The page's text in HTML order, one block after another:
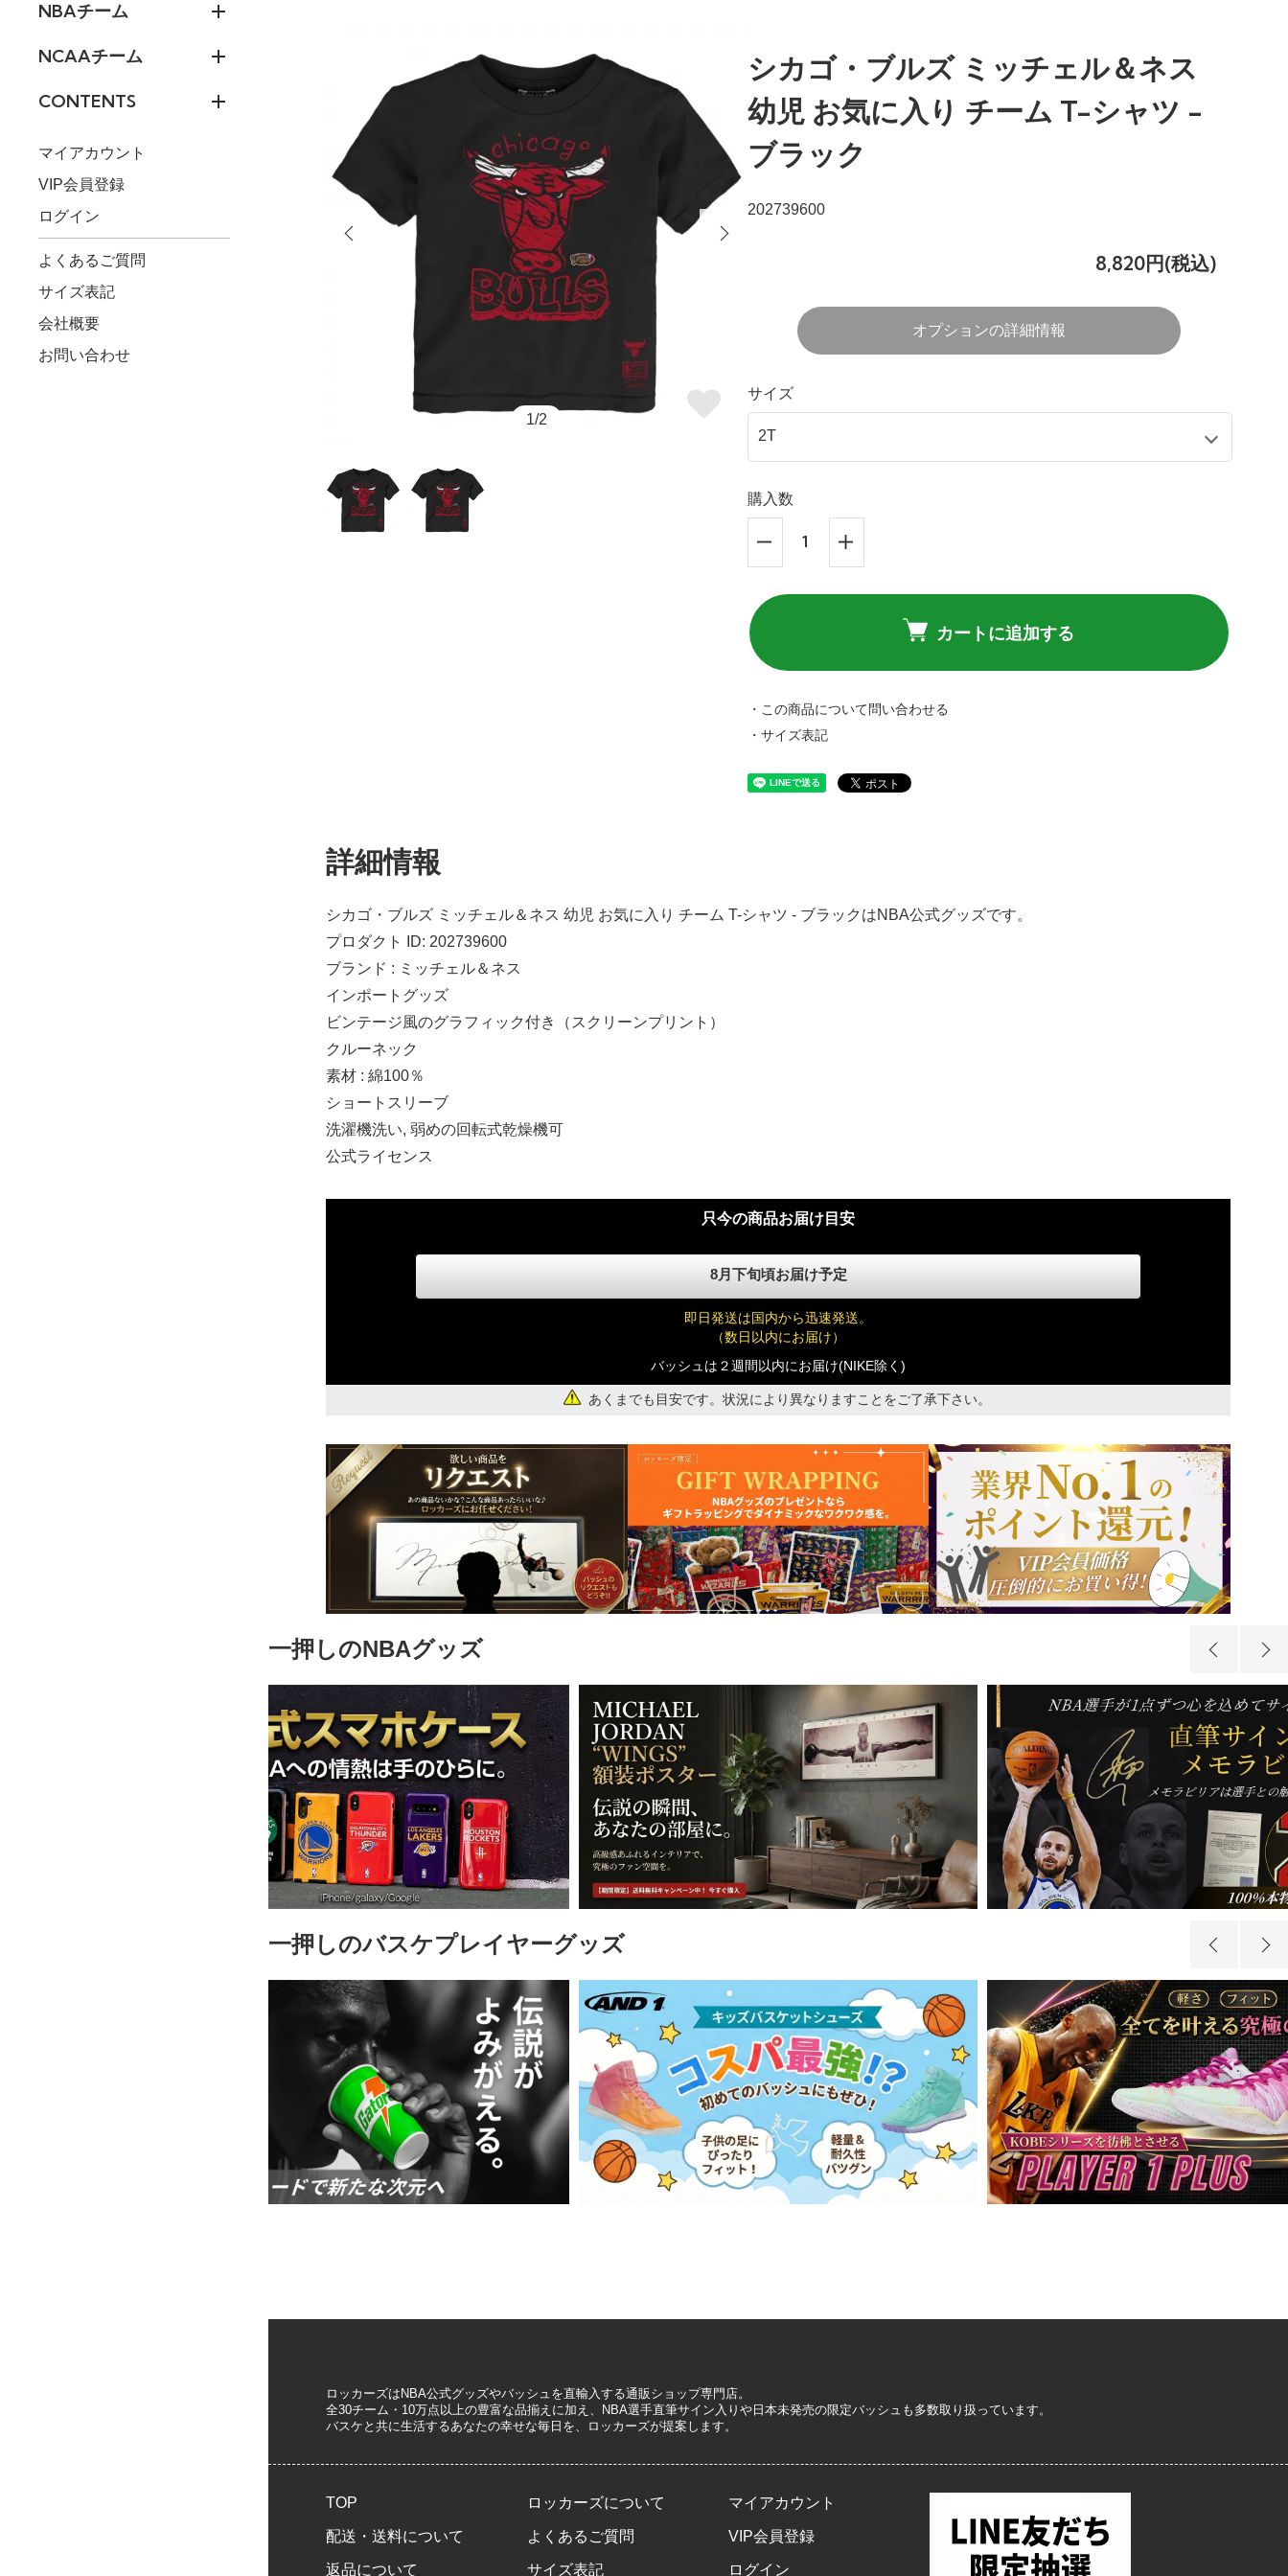
NBAチーム
NCAAチーム
CONTENTS
マイアカウント
VIP会員登録
ログイン
よくあるご質問
サイズ表記
会社概要
お問い合わせ
1/2
シカゴ・ブルズ ミッチェル＆ネス
幼児 お気に入り チーム T-シャツ -
ブラック
202739600
8,820円(税込)
オプションの詳細情報
サイズ
購入数
カートに追加する
・この商品について問い合わせる
・サイズ表記
詳細情報
シカゴ・ブルズ ミッチェル＆ネス 幼児 お気に入り チーム T-シャツ - ブラックはNBA公式グッズです。
プロダクト ID: 202739600
ブランド : ミッチェル＆ネス
インポートグッズ
ビンテージ風のグラフィック付き（スクリーンプリント）
クルーネック
素材 : 綿100％
ショートスリーブ
洗濯機洗い, 弱めの回転式乾燥機可
公式ライセンス
只今の商品お届け目安
8月下旬頃お届け予定
即日発送は国内から迅速発送。
（数日以内にお届け）
バッシュは２週間以内にお届け(NIKE除く)
あくまでも目安です。状況により異なりますことをご了承下さい。
一押しのNBAグッズ
一押しのバスケプレイヤーグッズ
2T
4T
ロッカーズはNBA公式グッズやバッシュを直輸入する通販ショップ専門店。
全30チーム・10万点以上の豊富な品揃えに加え、NBA選手直筆サイン入りや日本未発売の限定バッシュも多数取り扱っています。
バスケと共に生活するあなたの幸せな毎日を、ロッカーズが提案します。
TOP
配送・送料について
返品について
ロッカーズについて
よくあるご質問
サイズ表記
マイアカウント
VIP会員登録
ログイン